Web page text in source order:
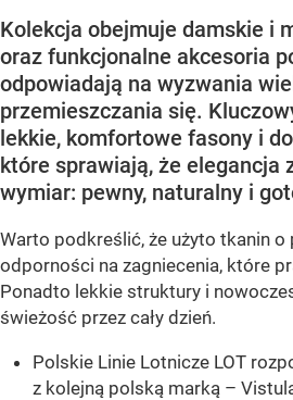
Kolekcja obejmuje damskie i
oraz funkcjonalne akcesoria
odpowiadają na wyzwania
przemieszczania się.
lekkie, komfortowe fasony i
które sprawiają, że elegancja
wymiar: pewny, naturalny i
Warto podkreślić, że użyto tkanin o
odporności na zagniecenia, które
Ponadto lekkie struktury i
świeżość przez cały dzień.
Polskie Linie Lotnicze LOT
z kolejną polską marką –